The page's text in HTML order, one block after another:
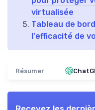
virtualisée
Tableau de
l'efficacité de
Résumer